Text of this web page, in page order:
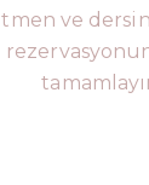
ve